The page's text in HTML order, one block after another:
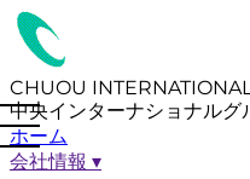
CHUOU
中央インターナショナルグ
ホーム
会社情報 ▾